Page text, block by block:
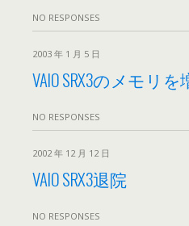
NO RESPONSES
2003 年 1 月 5 日
VAIO SRX3のメモリを
NO RESPONSES
2002 年 12 月 12 日
VAIO SRX3退院
NO RESPONSES